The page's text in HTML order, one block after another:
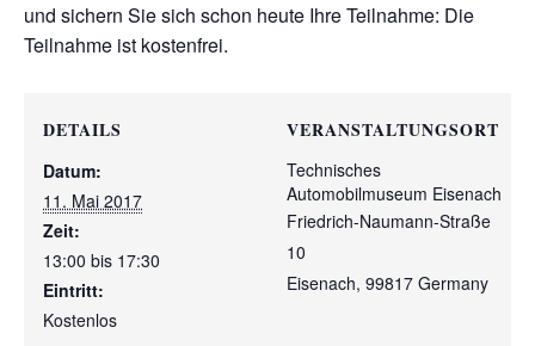
und sichern Sie sich schon heute Ihre Teilnahme: Die
Teilnahme ist kostenfrei.
DETAILS
Datum:
11. Mai 2017
Zeit:
13:00 bis 17:30
Eintritt:
Kostenlos
VERANSTALTUNGSORT
Technisches
Automobilmuseum Eisenach
Friedrich-Naumann-Straße
10
Eisenach, 99817 Germany